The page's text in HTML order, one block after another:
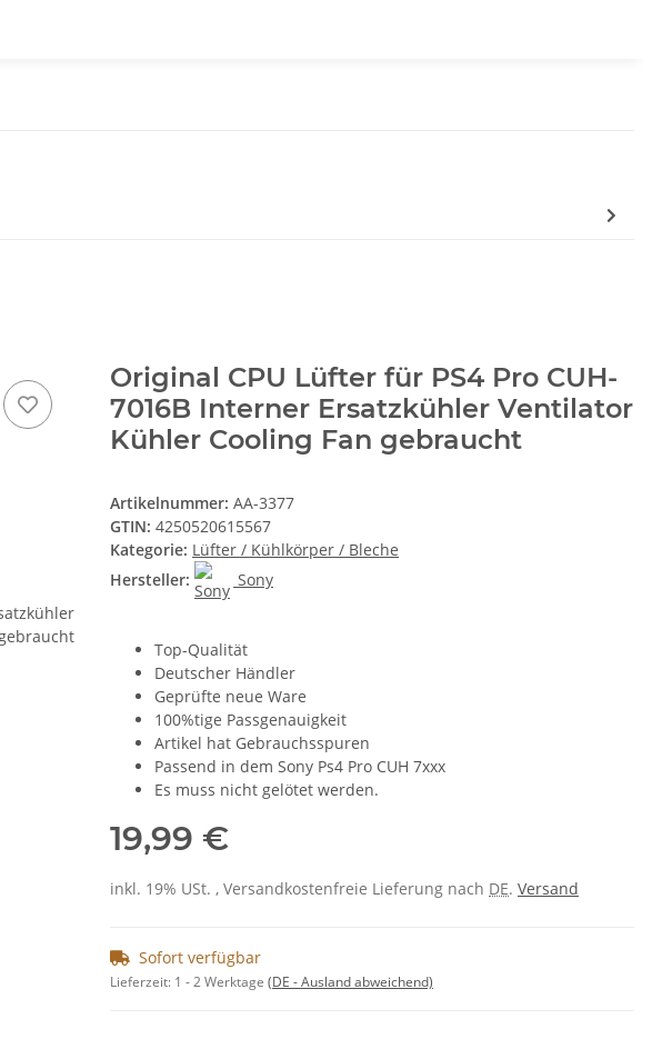
Original CPU Lüfter für PS4 Pro CUH-
7016B Interner Ersatzkühler Ventilator
Kühler Cooling Fan gebraucht
Artikelnummer: AA-3377
GTIN: 4250520615567
Kategorie: Lüfter / Kühlkörper / Bleche
Hersteller:
Sony
Top-Qualität
Deutscher Händler
Geprüfte neue Ware
100%tige Passgenauigkeit
Artikel hat Gebrauchsspuren
Passend in dem Sony Ps4 Pro CUH 7xxx
Es muss nicht gelötet werden.
19,99 €
inkl. 19% USt. , Versandkostenfreie Lieferung nach DE. Versand
Sofort verfügbar
Lieferzeit: 1 - 2 Werktage (DE - Ausland abweichend)